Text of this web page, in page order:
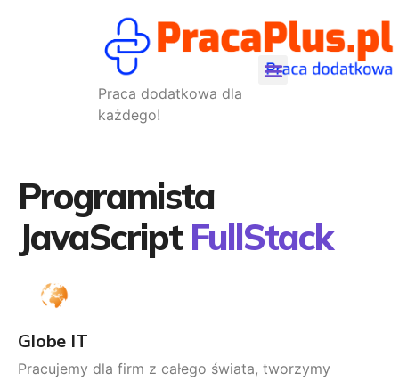
Praca dodatkowa dla
każdego!
Programista
JavaScript FullStack
Globe IT
Pracujemy dla firm z całego świata, tworzymy